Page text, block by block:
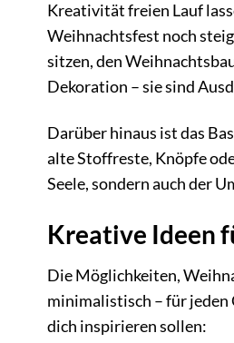
Kreativität freien Lauf
Weihnachtsfest noch
sitzen, den
Dekoration – sie sind
Darüber hinaus ist das
alte Stoffreste, Knöpfe
Seele, sondern auch der
Kreative Ideen
Die Möglichkeiten,
minimalistisch – für jeden
dich inspirieren sollen: